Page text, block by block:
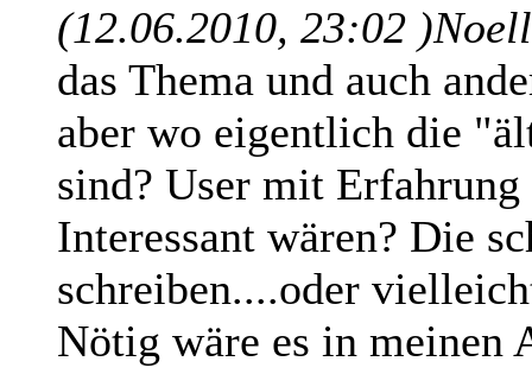
(12.06.2010, 23:02 )
das Thema und auch
aber wo eigentlich die
sind? User mit
Interessant wären? Die
schreiben....oder
Nötig wäre es in meinen